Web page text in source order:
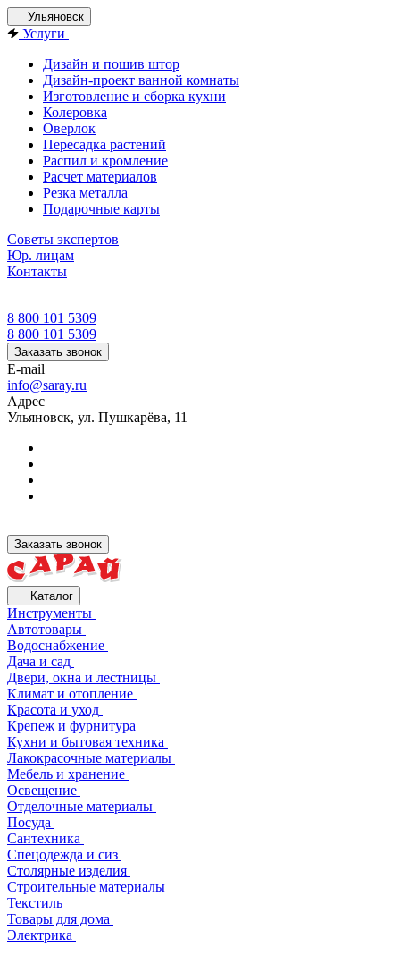
Ульяновск
Услуги
Дизайн и пошив штор
Дизайн-проект ванной комнаты
Изготовление и сборка кухни
Колеровка
Оверлок
Пересадка растений
Распил и кромление
Расчет материалов
Резка металла
Подарочные карты
Советы экспертов
Юр. лицам
Контакты
8 800 101 5309
8 800 101 5309
Заказать звонок
E-mail
info@saray.ru
Адрес
Ульяновск, ул. Пушкарёва, 11
Заказать звонок
Каталог
Инструменты
Автотовары
Водоснабжение
Дача и сад
Двери, окна и лестницы
Климат и отопление
Красота и уход
Крепеж и фурнитура
Кухни и бытовая техника
Лакокрасочные материалы
Мебель и хранение
Освещение
Отделочные материалы
Посуда
Сантехника
Спецодежда и сиз
Столярные изделия
Строительные материалы
Текстиль
Товары для дома
Электрика